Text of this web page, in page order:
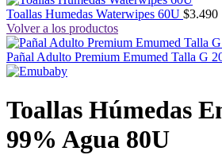
Toallas Humedas Waterwipes 60U $3.490
Volver a los productos
Pañal Adulto Premium Emumed Talla G
Toallas Húmedas
99% Agua 80U